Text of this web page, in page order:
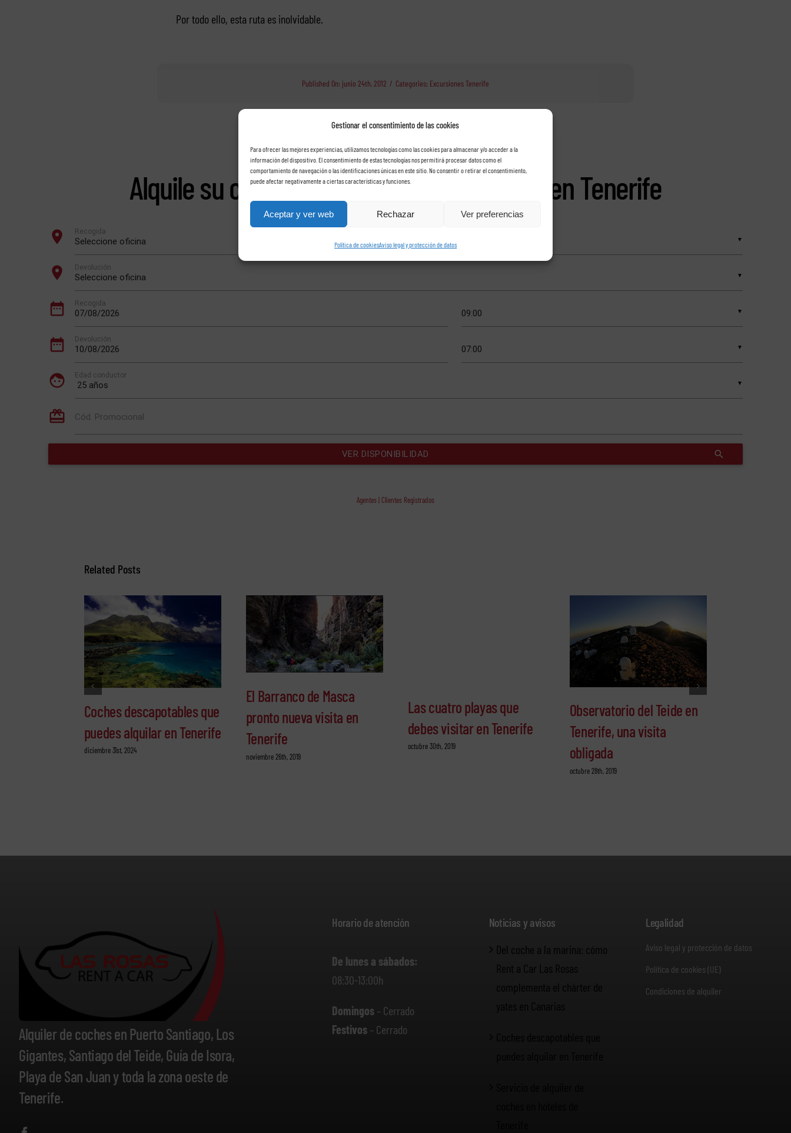
Gestionar el consentimiento de las cookies
Para ofrecer las mejores experiencias, utilizamos tecnologías como las cookies para almacenar y/o acceder a la
información del dispositivo. El consentimiento de estas tecnologías nos permitirá procesar datos como el
comportamiento de navegación o las identificaciones únicas en este sitio. No consentir o retirar el consentimiento,
puede afectar negativamente a ciertas características y funciones.
Aceptar y ver web Rechazar Ver preferencias
Política de cookiesAviso legal y protección de datos
Por todo ello, esta ruta es inolvidable.
Published On: junio 24th, 2012 / Categories: Excursiones Tenerife
Alquile su coche con Rent a car Las Rosas en Tenerife
Agentes | Clientes Registrados
Related Posts
Coches descapotables que
puedes alquilar en Tenerife
diciembre 31st, 2024
El Barranco de Masca
pronto nueva visita en
Tenerife
noviembre 26th, 2019
Las cuatro playas que
debes visitar en Tenerife
octubre 30th, 2019
Observatorio del Teide en
Tenerife, una visita
obligada
octubre 28th, 2019
Alquiler de coches en Puerto Santiago, Los
Gigantes, Santiago del Teide, Guía de Isora,
Playa de San Juan y toda la zona oeste de
Tenerife.
Horario de atención
De lunes a sábados:
08:30-13:00h
Domingos – Cerrado
Festivos – Cerrado
Noticias y avisos
Del coche a la marina: cómo
Rent a Car Las Rosas
complementa el chárter de
Legalidad
Aviso legal y protección de datos
Política de cookies (UE)
Condiciones de alquiler